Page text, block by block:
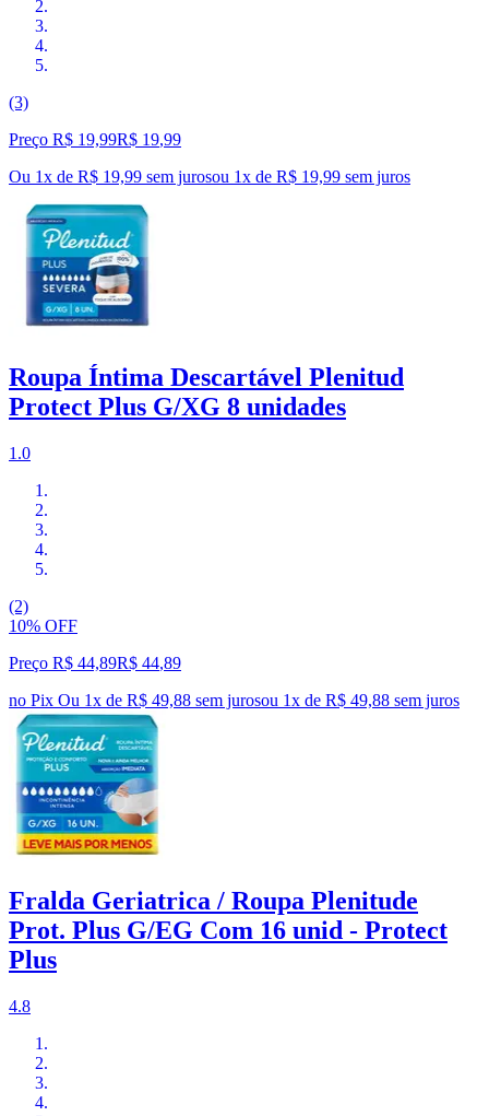
(3)
Preço R$ 19,99R$ 19,99
Ou 1x de R$ 19,99 sem jurosou 1x de R$ 19,99 sem juros
Roupa Íntima Descartável Plenitud
Protect Plus G/XG 8 unidades
1.0
(2)
10% OFF
Preço R$ 44,89R$ 44,89
no Pix Ou 1x de R$ 49,88 sem jurosou 1x de R$ 49,88 sem juros
Fralda Geriatrica / Roupa Plenitude
Prot. Plus G/EG Com 16 unid - Protect
Plus
4.8